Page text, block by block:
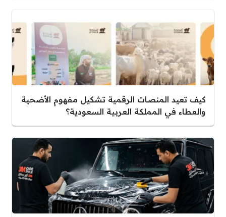
كيف تعيد المنصات الرقمية تشكيل مفهوم الأضحية
والعطاء في المملكة العربية السعودية؟